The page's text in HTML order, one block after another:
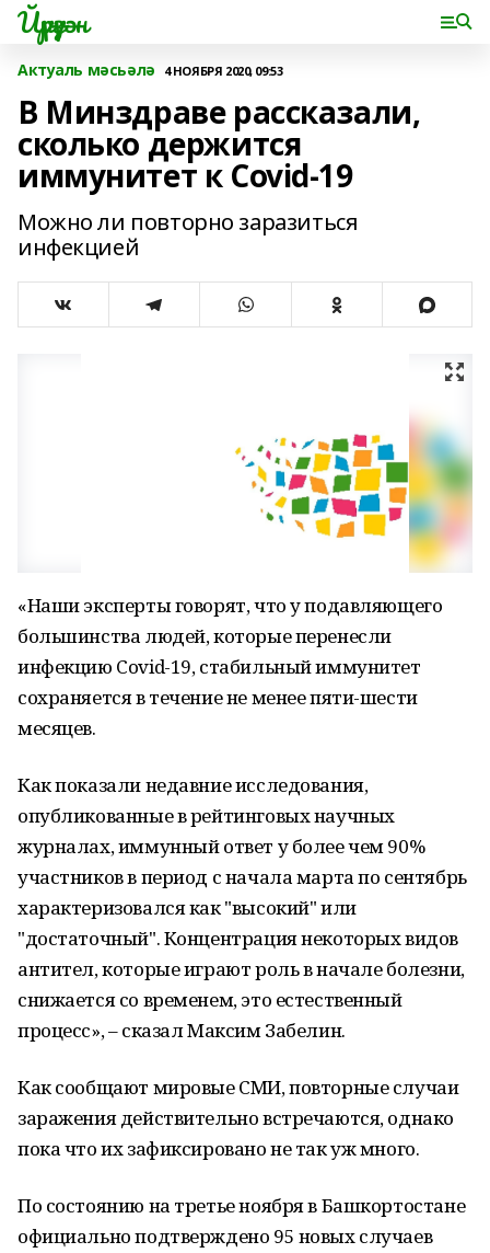
Йүрүҙән
Актуаль мәсьәлә 4 НОЯБРЯ 2020, 09:53
В Минздраве рассказали,
сколько держится
иммунитет к Covid-19
Можно ли повторно заразиться
инфекцией
«Наши эксперты говорят, что у подавляющего
большинства людей, которые перенесли
инфекцию Covid-19, стабильный иммунитет
сохраняется в течение не менее пяти-шести
месяцев.
Как показали недавние исследования,
опубликованные в рейтинговых научных
журналах, иммунный ответ у более чем 90%
участников в период с начала марта по сентябрь
характеризовался как "высокий" или
"достаточный". Концентрация некоторых видов
антител, которые играют роль в начале болезни,
снижается со временем, это естественный
процесс», – сказал Максим Забелин.
Как сообщают мировые СМИ, повторные случаи
заражения действительно встречаются, однако
пока что их зафиксировано не так уж много.
По состоянию на третье ноября в Башкортостане
официально подтверждено 95 новых случаев